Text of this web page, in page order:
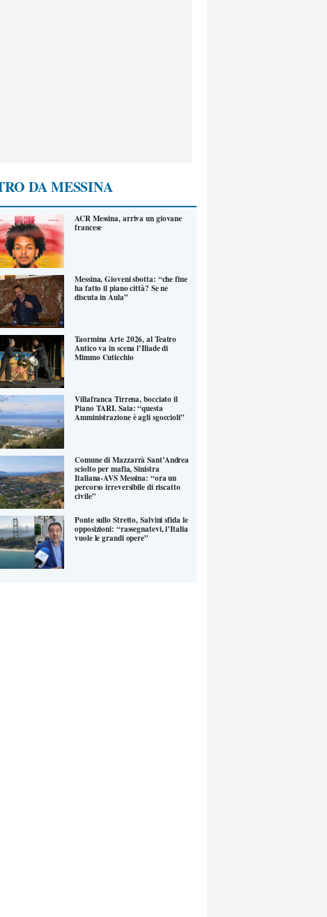
DA MESSINA
ACR Messina, arriva un giovane
francese
Messina, Gioveni sbotta: “che fine
ha fatto il piano città? Se ne
discuta in Aula”
Taormina Arte 2026, al Teatro
Antico va in scena l’Iliade di
Mimmo Cuticchio
Villafranca Tirrena, bocciato il
Piano TARI. Saia: “questa
Amministrazione è agli sgoccioli”
Comune di Mazzarrà Sant’Andrea
sciolto per mafia, Sinistra
Italiana-AVS Messina: “ora un
percorso irreversibile di riscatto
civile”
Ponte sullo Stretto, Salvini sfida le
opposizioni: “rassegnatevi, l’Italia
vuole le grandi opere”